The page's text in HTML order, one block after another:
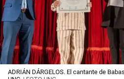
ADRIÁN DÁRGELOS. El cantante de